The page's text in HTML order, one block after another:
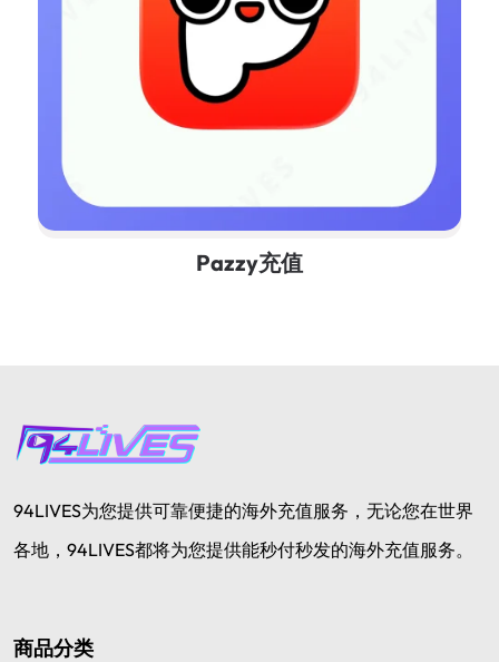
Pazzy充值
94LIVES为您提供可靠便捷的海外充值服务，无论您在世界
各地，94LIVES都将为您提供能秒付秒发的海外充值服务。
商品分类